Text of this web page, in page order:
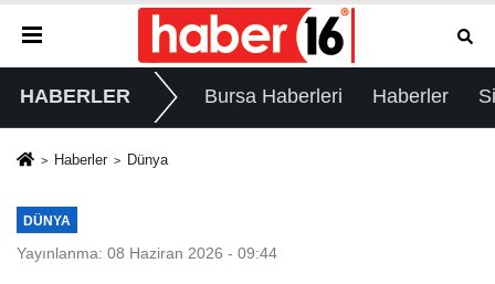
HABERLER Bursa Haberleri Haberler
Haberler Dünya
DÜNYA
Yayınlanma: 08 Haziran 2026 - 09:44